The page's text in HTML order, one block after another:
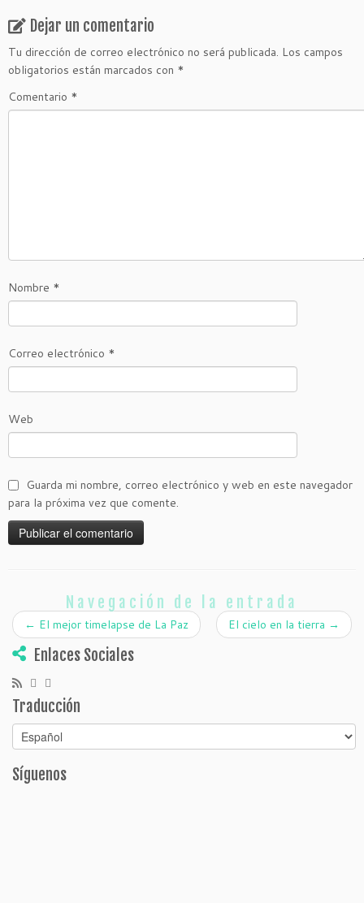
Dejar un comentario
Tu dirección de correo electrónico no será publicada. Los campos
obligatorios están marcados con *
Comentario *
Nombre *
Correo electrónico *
Web
Guarda mi nombre, correo electrónico y web en este navegador
para la próxima vez que comente.
Navegación de la entrada
← El mejor timelapse de La Paz El cielo en la tierra →
Enlaces Sociales
Traducción
Síguenos